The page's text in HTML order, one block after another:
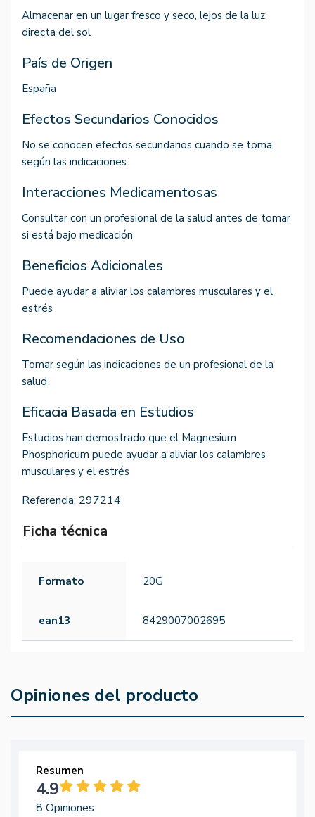
Almacenar en un lugar fresco y seco, lejos de la luz
directa del sol
País de Origen
España
Efectos Secundarios Conocidos
No se conocen efectos secundarios cuando se toma
según las indicaciones
Interacciones Medicamentosas
Consultar con un profesional de la salud antes de tomar
si está bajo medicación
Beneficios Adicionales
Puede ayudar a aliviar los calambres musculares y el
estrés
Recomendaciones de Uso
Tomar según las indicaciones de un profesional de la
salud
Eficacia Basada en Estudios
Estudios han demostrado que el Magnesium
Phosphoricum puede ayudar a aliviar los calambres
musculares y el estrés
Referencia: 297214
Ficha técnica
Formato 20G
ean13 8429007002695
Opiniones del producto
Resumen
4.9
8 Opiniones